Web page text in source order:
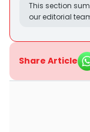
This section
our editorial
Share Article